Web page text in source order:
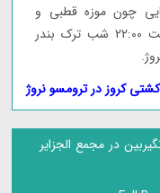
چون موزه قطبی و
آکواریوم Polaria را خواهید داشت. ساعت 22:00 شب ترک بندر
کروز در ترومسو نروژ
در مجمع الجزایر